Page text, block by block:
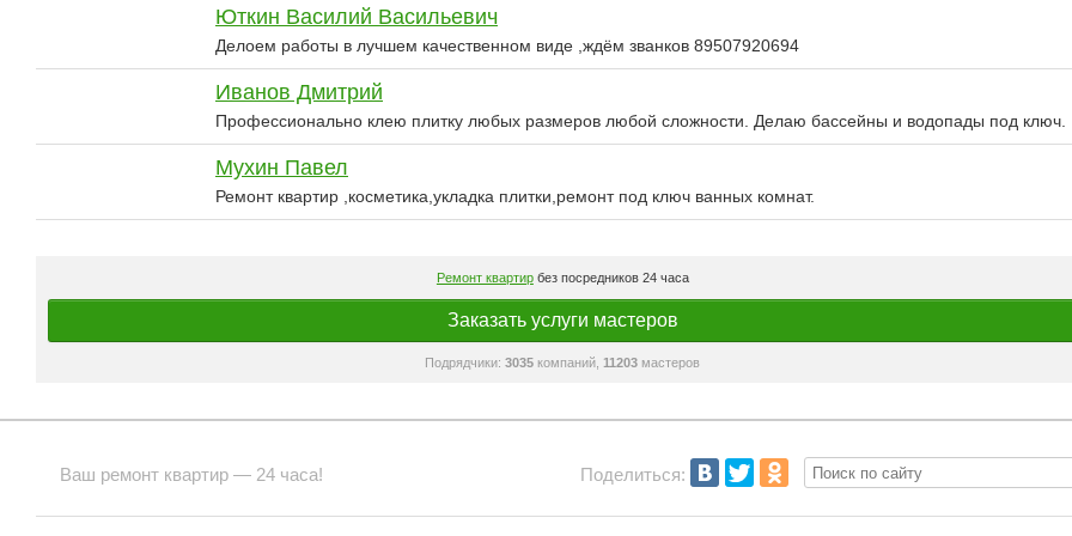
Юткин Василий Васильевич
Делоем работы в лучшем качественном виде ,ждём званков 89507920694
Иванов Дмитрий
Профессионально клею плитку любых размеров любой сложности. Делаю бассейны и водопады под ключ.
Мухин Павел
Ремонт квартир ,косметика,укладка плитки,ремонт под ключ ванных комнат.
Ремонт квартирбез посредников 24 часа
Заказать услуги мастеров
Подрядчики:3035 компаний, 11203 мастеров
Ваш ремонт квартир — 24 часа! Поделиться: